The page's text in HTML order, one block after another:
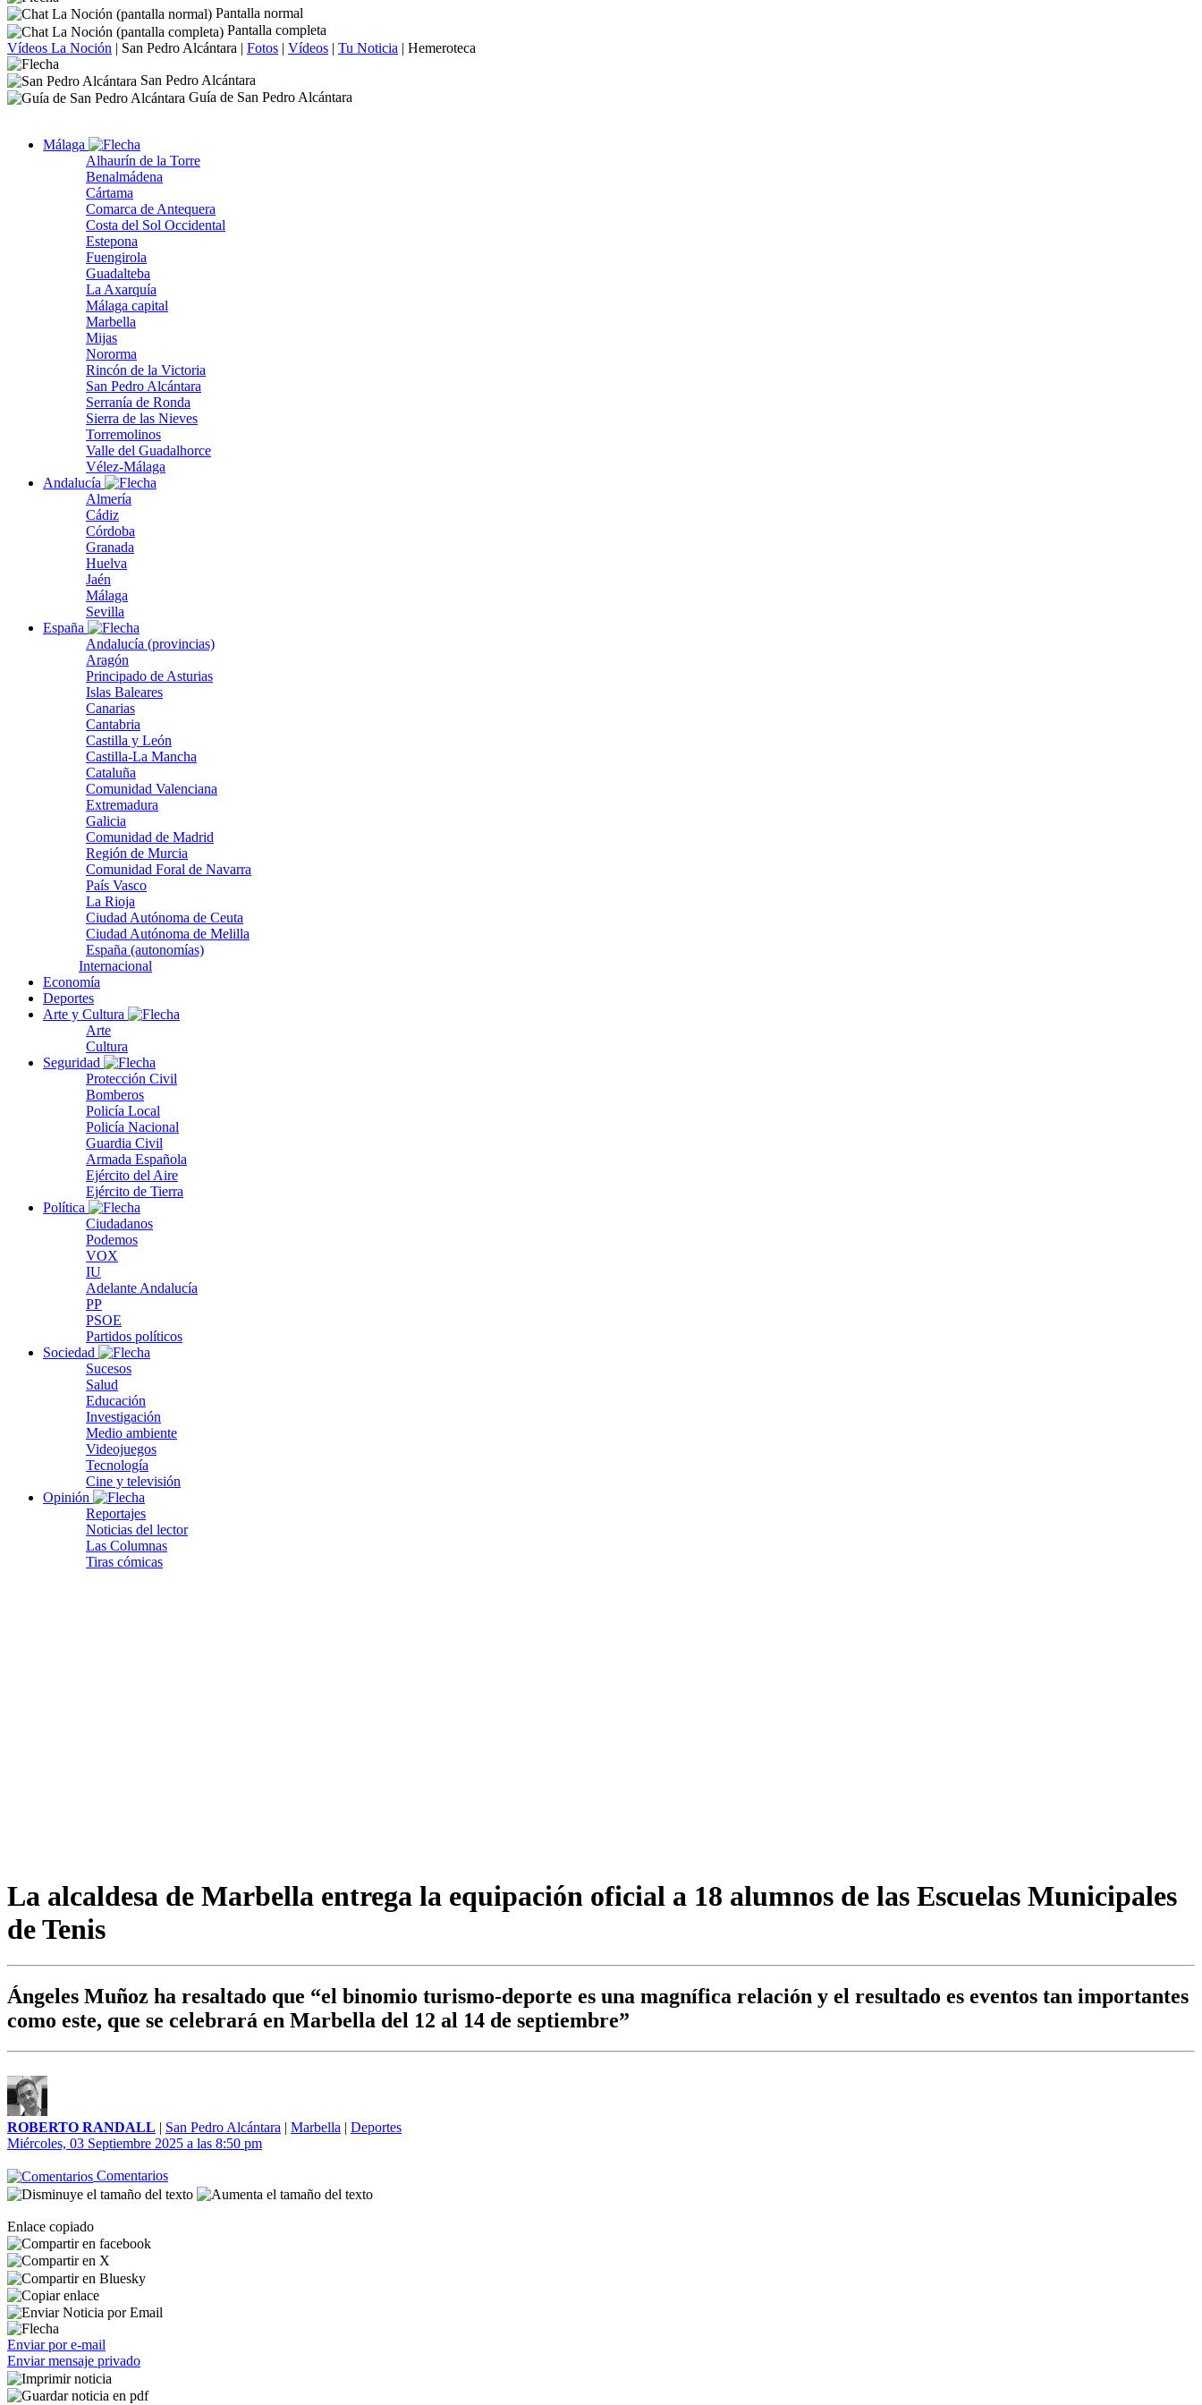
Pantalla normal
Pantalla completa
Vídeos La Noción | San Pedro Alcántara | Fotos | Vídeos | Tu Noticia | Hemeroteca
San Pedro Alcántara
Guía de San Pedro Alcántara
Málaga
Alhaurín de la Torre
Benalmádena
Cártama
Comarca de Antequera
Costa del Sol Occidental
Estepona
Fuengirola
Guadalteba
La Axarquía
Málaga capital
Marbella
Mijas
Nororma
Rincón de la Victoria
San Pedro Alcántara
Serranía de Ronda
Sierra de las Nieves
Torremolinos
Valle del Guadalhorce
Vélez-Málaga
Andalucía
Almería
Cádiz
Córdoba
Granada
Huelva
Jaén
Málaga
Sevilla
España
Andalucía (provincias)
Aragón
Principado de Asturias
Islas Baleares
Canarias
Cantabria
Castilla y León
Castilla-La Mancha
Cataluña
Comunidad Valenciana
Extremadura
Galicia
Comunidad de Madrid
Región de Murcia
Comunidad Foral de Navarra
País Vasco
La Rioja
Ciudad Autónoma de Ceuta
Ciudad Autónoma de Melilla
España (autonomías)
Internacional
Economía
Deportes
Arte y Cultura
Arte
Cultura
Seguridad
Protección Civil
Bomberos
Policía Local
Policía Nacional
Guardia Civil
Armada Española
Ejército del Aire
Ejército de Tierra
Política
Ciudadanos
Podemos
VOX
IU
Adelante Andalucía
PP
PSOE
Partidos políticos
Sociedad
Sucesos
Salud
Educación
Investigación
Medio ambiente
Videojuegos
Tecnología
Cine y televisión
Opinión
Reportajes
Noticias del lector
Las Columnas
Tiras cómicas
La alcaldesa de Marbella entrega la equipación oficial a 18 alumnos de las Escuelas Municipales
de Tenis
Ángeles Muñoz ha resaltado que “el binomio turismo-deporte es una magnífica relación y el resultado es eventos tan importantes
como este, que se celebrará en Marbella del 12 al 14 de septiembre”
ROBERTO RANDALL | San Pedro Alcántara | Marbella | Deportes
Miércoles, 03 Septiembre 2025 a las 8:50 pm
Comentarios
Enlace copiado
Enviar por e-mail
Enviar mensaje privado